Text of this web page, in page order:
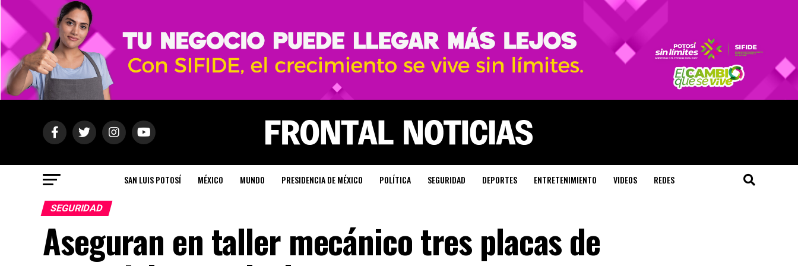
SAN LUIS POTOSÍ MÉXICO MUNDO PRESIDENCIA DE MÉXICO POLÍTICA SEGURIDAD DEPORTES ENTRETENIMIENTO VIDEOS REDES
SEGURIDAD
Aseguran en taller mecánico tres placas de